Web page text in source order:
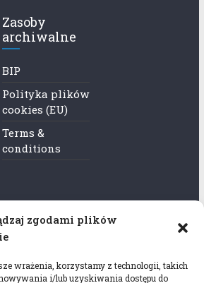
zgodami plików
wrażenia, korzystamy z technologii, takich
i/lub uzyskiwania dostępu do
Zasoby
archiwalne
BIP
Polityka plików
cookies (EU)
Terms &
conditions